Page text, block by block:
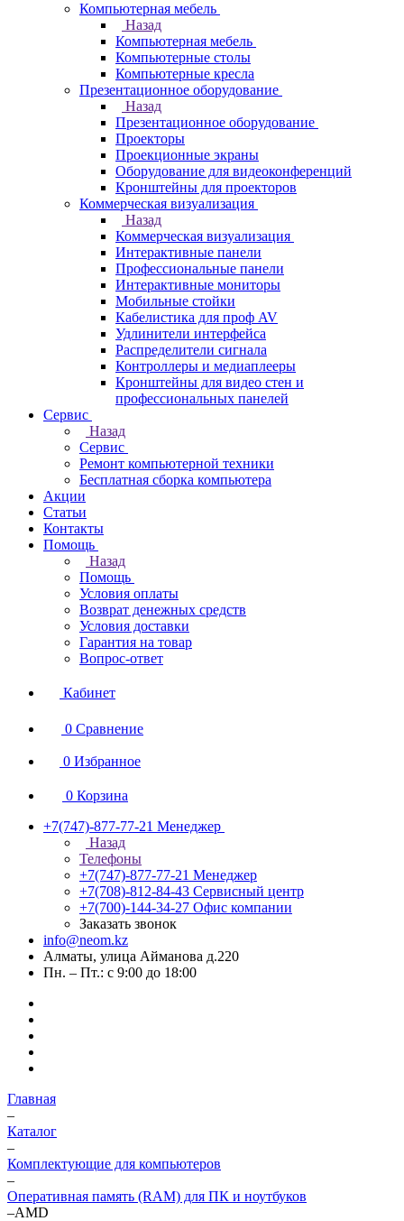
Компьютерная мебель
Назад
Компьютерная мебель
Компьютерные столы
Компьютерные кресла
Презентационное оборудование
Назад
Презентационное оборудование
Проекторы
Проекционные экраны
Оборудование для видеоконференций
Кронштейны для проекторов
Коммерческая визуализация
Назад
Коммерческая визуализация
Интерактивные панели
Профессиональные панели
Интерактивные мониторы
Мобильные стойки
Кабелистика для проф AV
Удлинители интерфейса
Распределители сигнала
Контроллеры и медиаплееры
Кронштейны для видео стен и
профессиональных панелей
Сервис
Назад
Сервис
Ремонт компьютерной техники
Бесплатная сборка компьютера
Акции
Статьи
Контакты
Помощь
Назад
Помощь
Условия оплаты
Возврат денежных средств
Условия доставки
Гарантия на товар
Вопрос-ответ
Кабинет
0 Сравнение
0 Избранное
0 Корзина
+7(747)-877-77-21 Менеджер
Назад
Телефоны
+7(747)-877-77-21 Менеджер
+7(708)-812-84-43 Сервисный центр
+7(700)-144-34-27 Офис компании
Заказать звонок
info@neom.kz
Алматы, улица Айманова д.220
Пн. – Пт.: с 9:00 до 18:00
Главная
–
Каталог
–
Комплектующие для компьютеров
–
Оперативная память (RAM) для ПК и ноутбуков
–AMD